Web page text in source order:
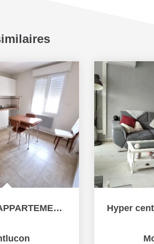
LOCATION APPARTEMENT F1 MEUBLE CENTRE VILLE MONTLUCON